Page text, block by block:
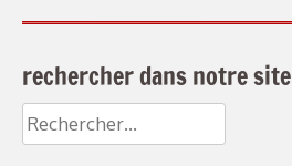
rechercher dans notre site
Rechercher :